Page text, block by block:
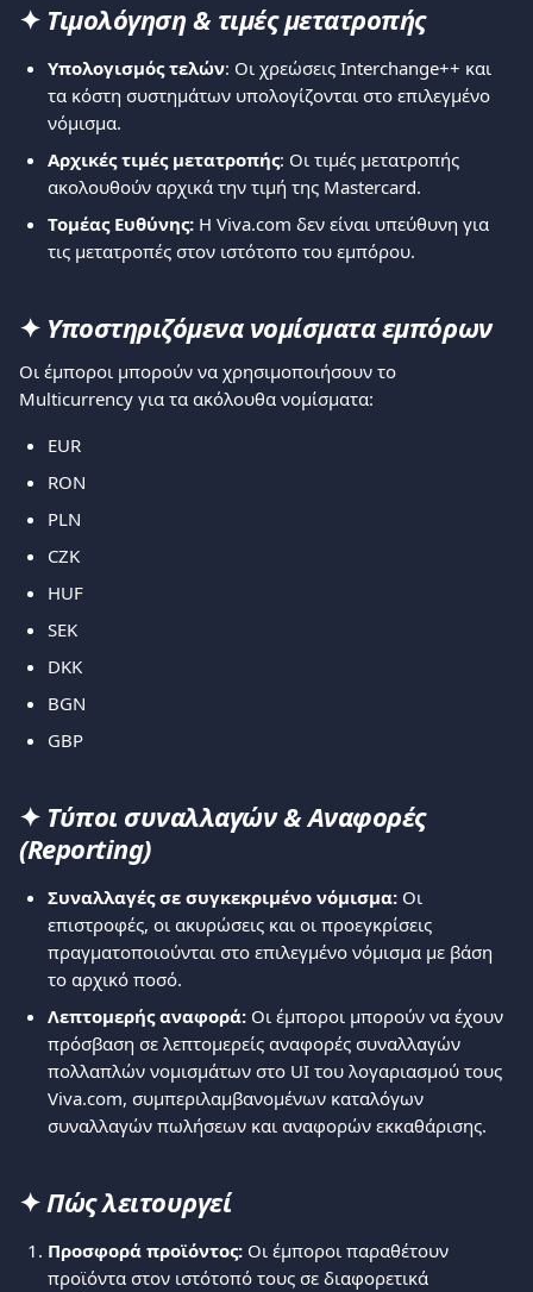
✦ Τιμολόγηση & τιμές μετατροπής
Υπολογισμός τελών: Οι χρεώσεις Interchange++ και
τα κόστη συστημάτων υπολογίζονται στο επιλεγμένο
νόμισμα.
Αρχικές τιμές μετατροπής: Οι τιμές μετατροπής
ακολουθούν αρχικά την τιμή της Mastercard.
Τομέας Ευθύνης: Η Viva.com δεν είναι υπεύθυνη για
τις μετατροπές στον ιστότοπο του εμπόρου.
✦ Υποστηριζόμενα νομίσματα εμπόρων
Οι έμποροι μπορούν να χρησιμοποιήσουν το
Multicurrency για τα ακόλουθα νομίσματα:
EUR
RON
PLN
CZK
HUF
SEK
DKK
BGN
GBP
✦ Τύποι συναλλαγών & Αναφορές
(Reporting)
Συναλλαγές σε συγκεκριμένο νόμισμα: Οι
επιστροφές, οι ακυρώσεις και οι προεγκρίσεις
πραγματοποιούνται στο επιλεγμένο νόμισμα με βάση
το αρχικό ποσό.
Λεπτομερής αναφορά: Οι έμποροι μπορούν να έχουν
πρόσβαση σε λεπτομερείς αναφορές συναλλαγών
πολλαπλών νομισμάτων στο UI του λογαριασμού τους
Viva.com, συμπεριλαμβανομένων καταλόγων
συναλλαγών πωλήσεων και αναφορών εκκαθάρισης.
✦ Πώς λειτουργεί
Προσφορά προϊόντος: Οι έμποροι παραθέτουν
προϊόντα στον ιστότοπό τους σε διαφορετικά